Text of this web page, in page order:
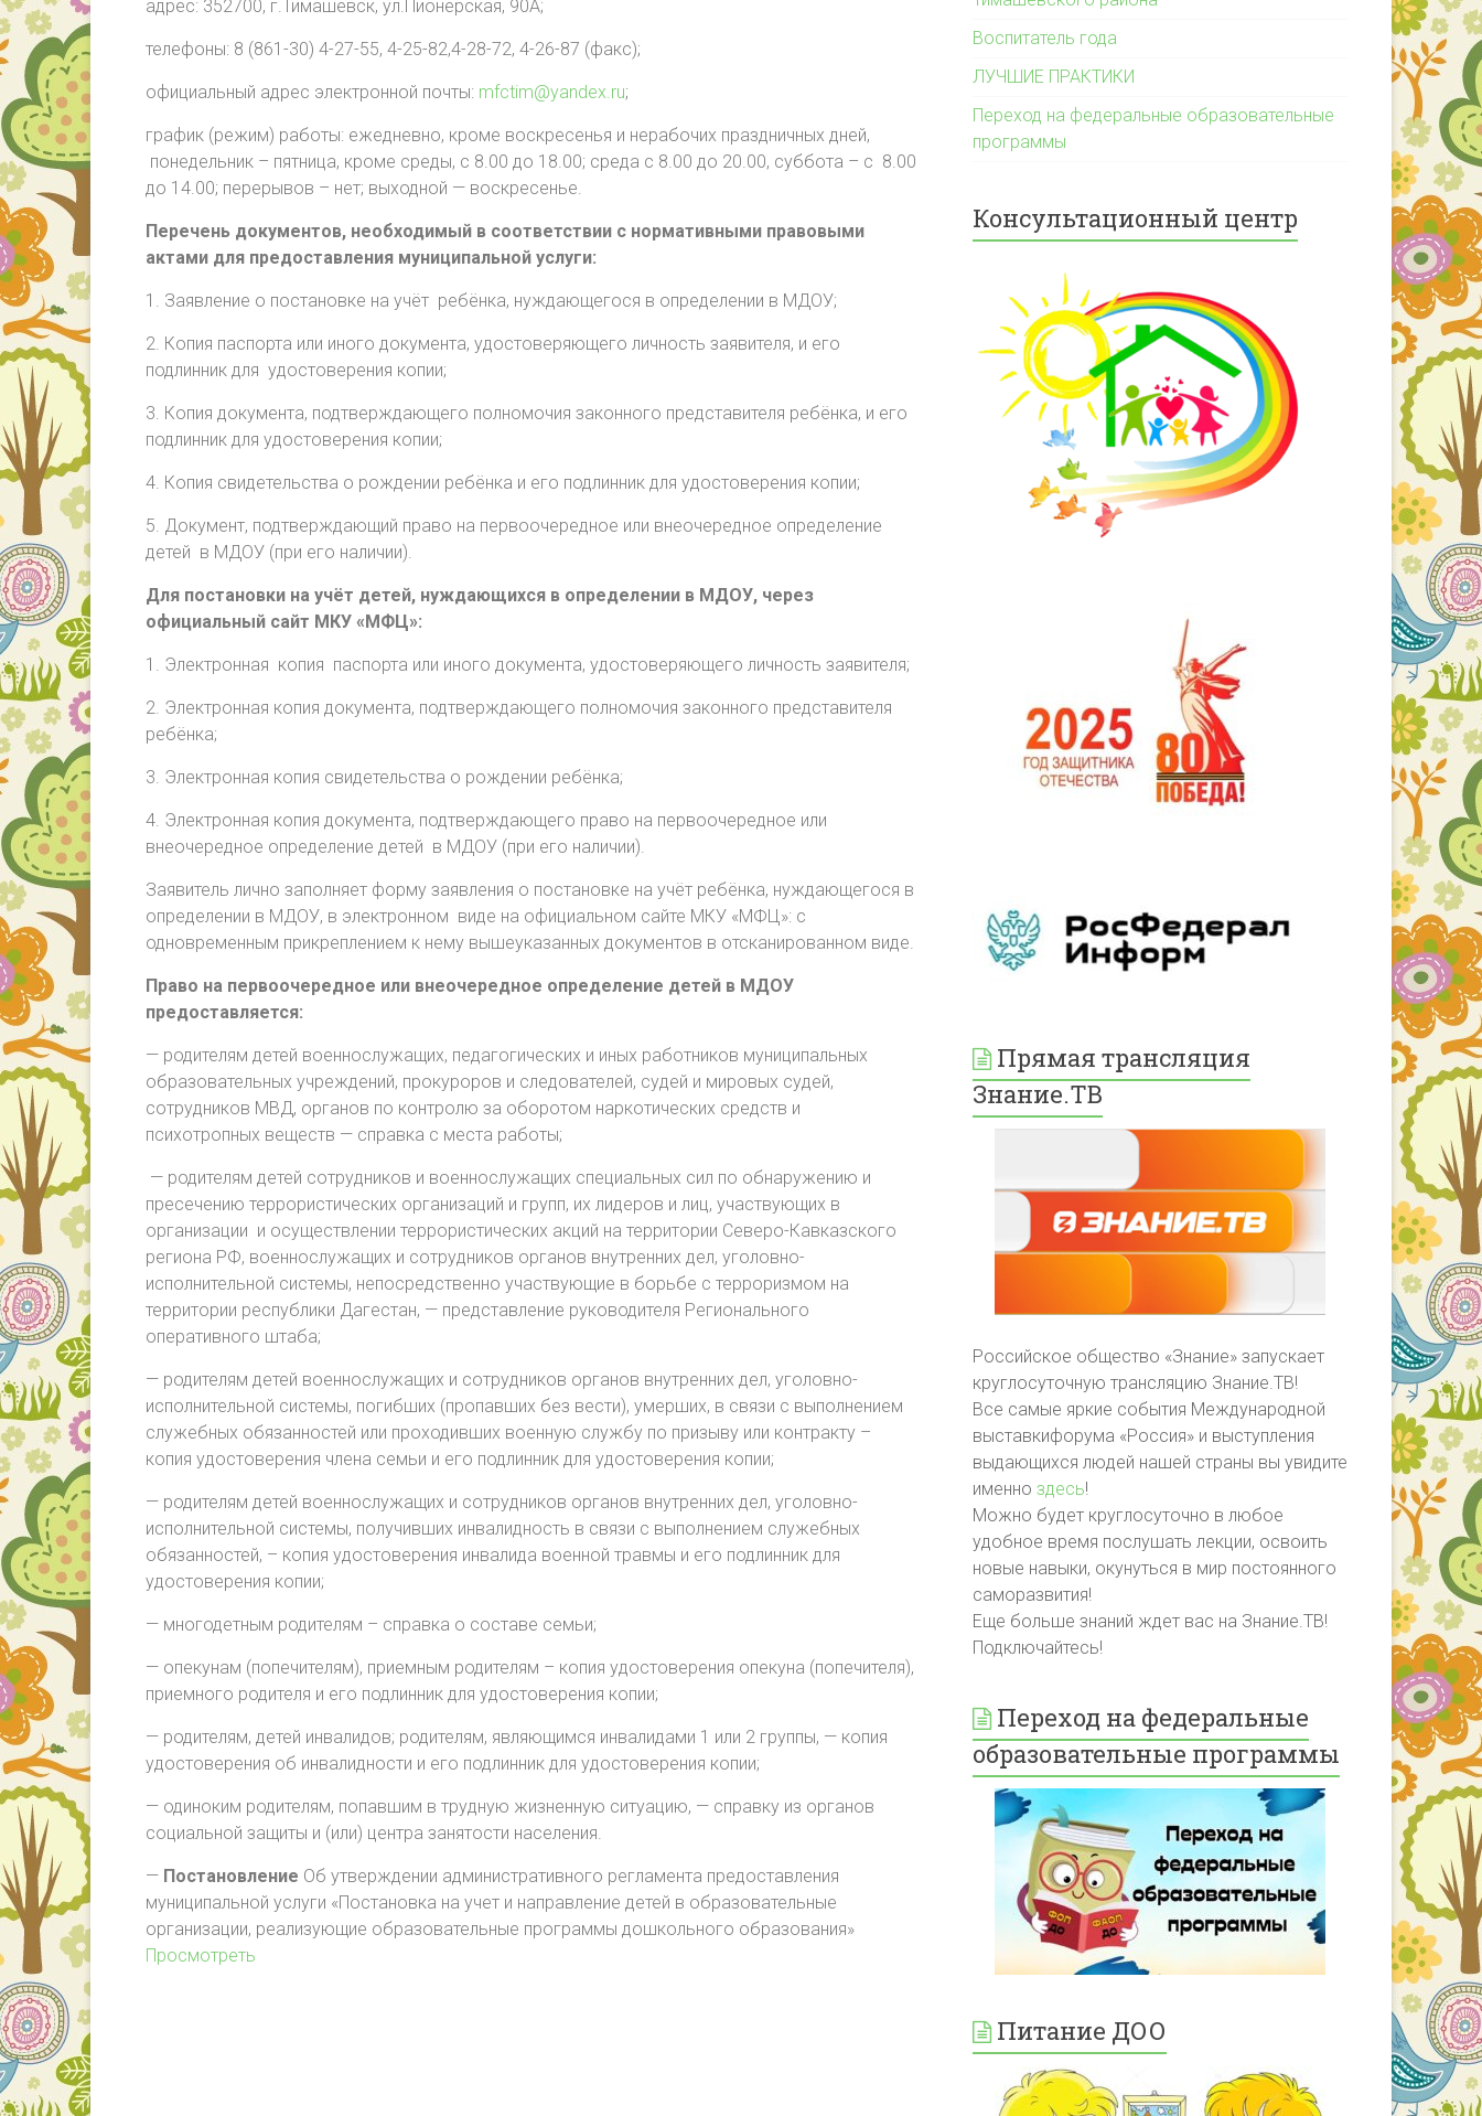
адрес: 352700, г.Тимашевск, ул.Пионерская, 90А;
телефоны: 8 (861-30) 4-27-55, 4-25-82,4-28-72, 4-26-87 (факс);
официальный адрес электронной почты: mfctim@yandex.ru;
график (режим) работы: ежедневно, кроме воскресенья и нерабочих праздничных дней,
понедельник – пятница, кроме среды, с 8.00 до 18.00; среда с 8.00 до 20.00, суббота – с 8.00
до 14.00; перерывов – нет; выходной — воскресенье.
Перечень документов, необходимый в соответствии с нормативными правовыми
актами для предоставления муниципальной услуги:
1. Заявление о постановке на учёт ребёнка, нуждающегося в определении в МДОУ;
2. Копия паспорта или иного документа, удостоверяющего личность заявителя, и его
подлинник для удостоверения копии;
3. Копия документа, подтверждающего полномочия законного представителя ребёнка, и его
подлинник для удостоверения копии;
4. Копия свидетельства о рождении ребёнка и его подлинник для удостоверения копии;
5. Документ, подтверждающий право на первоочередное или внеочередное определение
детей в МДОУ (при его наличии).
Для постановки на учёт детей, нуждающихся в определении в МДОУ, через
официальный сайт МКУ «МФЦ»:
1. Электронная копия паспорта или иного документа, удостоверяющего личность заявителя;
2. Электронная копия документа, подтверждающего полномочия законного представителя
ребёнка;
3. Электронная копия свидетельства о рождении ребёнка;
4. Электронная копия документа, подтверждающего право на первоочередное или
внеочередное определение детей в МДОУ (при его наличии).
Заявитель лично заполняет форму заявления о постановке на учёт ребёнка, нуждающегося в
определении в МДОУ, в электронном виде на официальном сайте МКУ «МФЦ»: с
одновременным прикреплением к нему вышеуказанных документов в отсканированном виде.
Право на первоочередное или внеочередное определение детей в МДОУ
предоставляется:
— родителям детей военнослужащих, педагогических и иных работников муниципальных
образовательных учреждений, прокуроров и следователей, судей и мировых судей,
сотрудников МВД, органов по контролю за оборотом наркотических средств и
психотропных веществ — справка с места работы;
— родителям детей сотрудников и военнослужащих специальных сил по обнаружению и
пресечению террористических организаций и групп, их лидеров и лиц, участвующих в
организации и осуществлении террористических акций на территории Северо-Кавказского
региона РФ, военнослужащих и сотрудников органов внутренних дел, уголовно-
исполнительной системы, непосредственно участвующие в борьбе с терроризмом на
территории республики Дагестан, — представление руководителя Регионального
оперативного штаба;
— родителям детей военнослужащих и сотрудников органов внутренних дел, уголовно-
исполнительной системы, погибших (пропавших без вести), умерших, в связи с выполнением
служебных обязанностей или проходивших военную службу по призыву или контракту –
копия удостоверения члена семьи и его подлинник для удостоверения копии;
— родителям детей военнослужащих и сотрудников органов внутренних дел, уголовно-
исполнительной системы, получивших инвалидность в связи с выполнением служебных
обязанностей, – копия удостоверения инвалида военной травмы и его подлинник для
удостоверения копии;
— многодетным родителям – справка о составе семьи;
— опекунам (попечителям), приемным родителям – копия удостоверения опекуна (попечителя),
приемного родителя и его подлинник для удостоверения копии;
— родителям, детей инвалидов; родителям, являющимся инвалидами 1 или 2 группы, — копия
удостоверения об инвалидности и его подлинник для удостоверения копии;
— одиноким родителям, попавшим в трудную жизненную ситуацию, — справку из органов
социальной защиты и (или) центра занятости населения.
— Постановление Об утверждении административного регламента предоставления
муниципальной услуги «Постановка на учет и направление детей в образовательные
организации, реализующие образовательные программы дошкольного образования»
Просмотреть
Воспитатель года
ЛУЧШИЕ ПРАКТИКИ
Переход на федеральные образовательные
программы
Консультационный центр
Прямая трансляция
Знание.ТВ
Российское общество «Знание» запускает
круглосуточную трансляцию Знание.ТВ!
Все самые яркие события Международной
выставкифорума «Россия» и выступления
выдающихся людей нашей страны вы увидите
именноздесь!
Можно будет круглосуточно в любое
удобное время послушать лекции, освоить
новые навыки, окунуться в мир постоянного
саморазвития!
Еще больше знаний ждет вас на Знание.ТВ!
Подключайтесь!
Переход на федеральные
образовательные программы
Питание ДОО